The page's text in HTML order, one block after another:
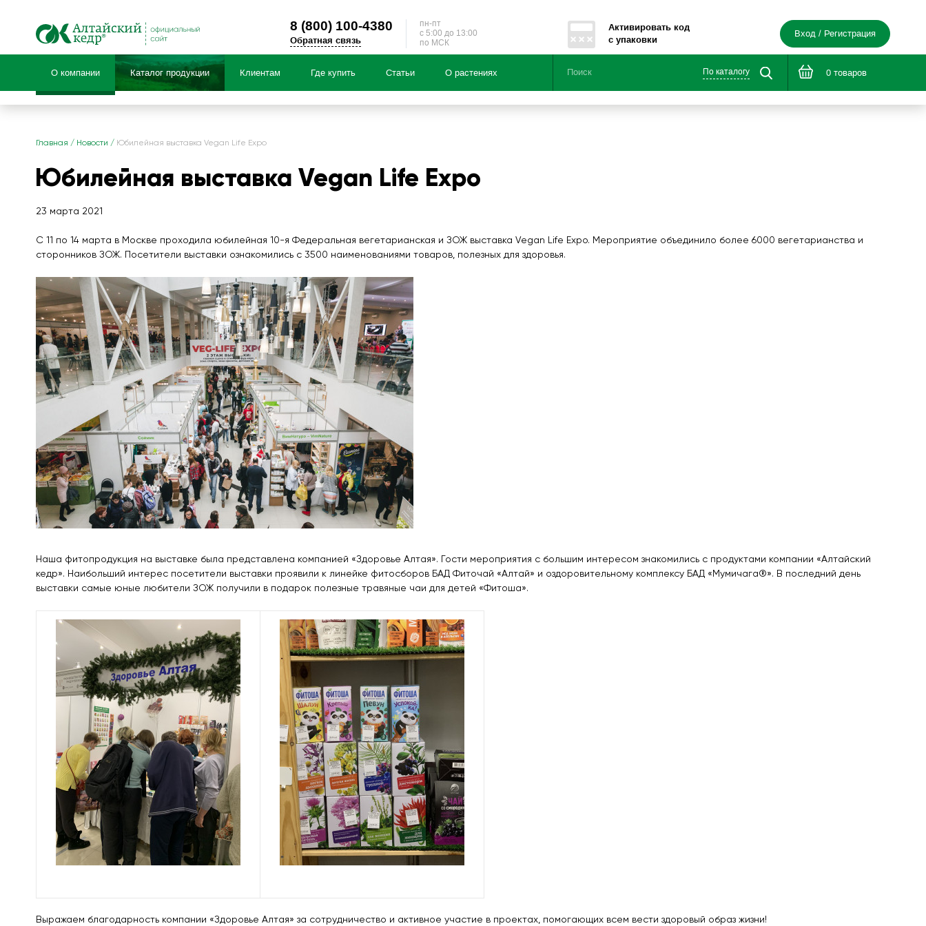
8 (800)100-4380
Обратная связь
пн-пт
c 5:00 до 13:00
по МСК
Активировать код
с упаковки
Вход / Регистрация
О компании Каталог продукции
Специальные предложения
Чайные напитки «Алтай»
Чайные напитки из трав «Энергия здоровья®»
Клиентам Где купить Статьи О растениях По каталогу 0 товаров
Главная / Новости / Юбилейная выставка Vegan Life Expo
Юбилейная выставка Vegan Life Expo
23 марта 2021
С 11 по 14 марта в Москве проходила юбилейная 10-я Федеральная вегетарианская и ЗОЖ выставка Vegan Life Expo. Мероприятие объединило более 6000 вегетарианства и
сторонников ЗОЖ. Посетители выставки ознакомились с 3500 наименованиями товаров, полезных для здоровья.
Наша фитопродукция на выставке была представлена компанией «Здоровье Алтая». Гости мероприятия с большим интересом знакомились с продуктами компании «Алтайский
кедр». Наибольший интерес посетители выставки проявили к линейке фитосборов БАД Фиточай «Алтай» и оздоровительному комплексу БАД «Мумичага®». В последний день
выставки самые юные любители ЗОЖ получили в подарок полезные травяные чаи для детей «Фитоша».
Выражаем благодарность компании «Здоровье Алтая» за сотрудничество и активное участие в проектах, помогающих всем вести здоровый образ жизни!